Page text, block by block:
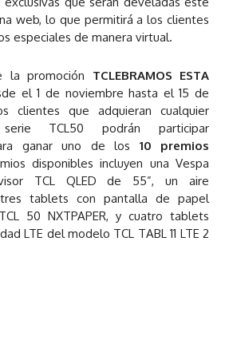
web, lo que permitirá a los clientes
especiales de manera virtual.
la promoción TCLEBRAMOS ESTA
el 1 de noviembre hasta el 15 de
clientes que adquieran cualquier
TCL50 podrán participar
ganar uno de los 10 premios
disponibles incluyen una Vespa
TCL QLED de 55”, un aire
tres tablets con pantalla de papel
50 NXTPAPER, y cuatro tablets
LTE del modelo TCL TABL 11 LTE 2